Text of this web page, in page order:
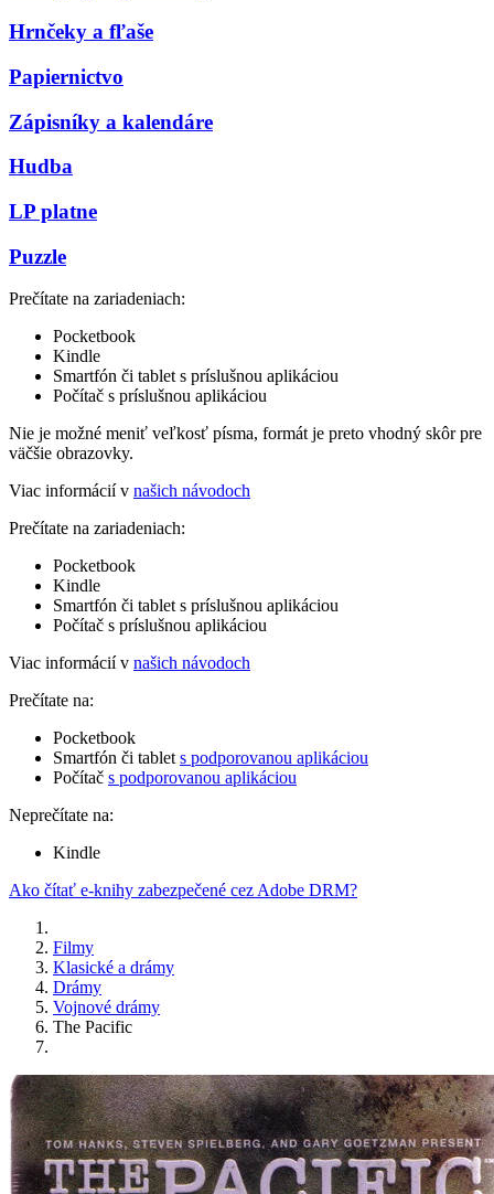
Hrnčeky a fľaše
Papiernictvo
Zápisníky a kalendáre
Hudba
LP platne
Puzzle
Prečítate na zariadeniach:
Pocketbook
Kindle
Smartfón či tablet s príslušnou aplikáciou
Počítač s príslušnou aplikáciou
Nie je možné meniť veľkosť písma, formát je preto vhodný skôr pre
väčšie obrazovky.
Viac informácií v našich návodoch
Prečítate na zariadeniach:
Pocketbook
Kindle
Smartfón či tablet s príslušnou aplikáciou
Počítač s príslušnou aplikáciou
Viac informácií v našich návodoch
Prečítate na:
Pocketbook
Smartfón či tablet s podporovanou aplikáciou
Počítač s podporovanou aplikáciou
Neprečítate na:
Kindle
Ako čítať e-knihy zabezpečené cez Adobe DRM?
Filmy
Klasické a drámy
Drámy
Vojnové drámy
The Pacific